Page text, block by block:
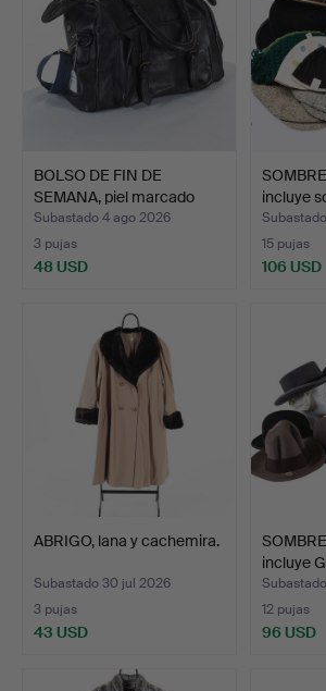
BOLSO DE FIN DE
SEMANA, piel marcado
GAB S…
Subastado 4 ago 2026
3 pujas
48 USD
incluye
15 pujas
106 USD
ABRIGO, lana y cachemira.
Subastado 30 jul 2026
3 pujas
43 USD
incluye
12 pujas
96 USD